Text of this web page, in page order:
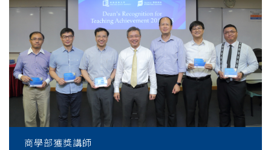
商學部獲獎講師